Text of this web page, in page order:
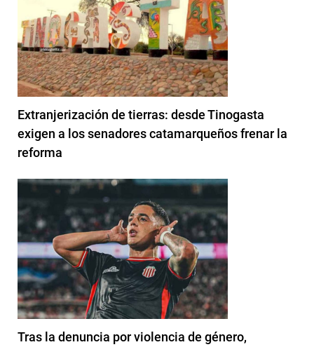
Extranjerización de tierras: desde Tinogasta
exigen a los senadores catamarqueños frenar la
reforma
Tras la denuncia por violencia de género,